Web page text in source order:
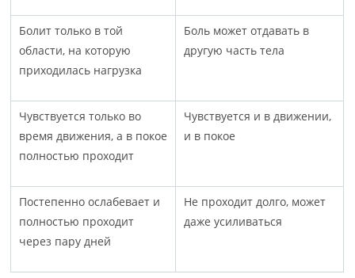
Болит только в той
области, на которую
приходилась нагрузка
Боль может отдавать в
другую часть тела
Чувствуется только во
время движения, а в покое
полностью проходит
Чувствуется и в движении,
и в покое
Постепенно ослабевает и
полностью проходит
через пару дней
Не проходит долго, может
даже усиливаться